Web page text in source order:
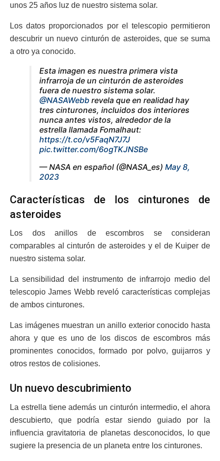
unos 25 años luz de nuestro sistema solar.
Los datos proporcionados por el telescopio permitieron
descubrir un nuevo cinturón de asteroides, que se suma
a otro ya conocido.
Esta imagen es nuestra primera vista
infrarroja de un cinturón de asteroides
fuera de nuestro sistema solar.
@NASAWebb revela que en realidad hay
tres cinturones, incluidos dos interiores
nunca antes vistos, alrededor de la
estrella llamada Fomalhaut:
https://t.co/v5FaqN7J7J
pic.twitter.com/6ogTKJNSBe
— NASA en español (@NASA_es) May 8,
2023
Características de los cinturones de
asteroides
Los dos anillos de escombros se consideran
comparables al cinturón de asteroides y el de Kuiper de
nuestro sistema solar.
La sensibilidad del instrumento de infrarrojo medio del
telescopio James Webb reveló características complejas
de ambos cinturones.
Las imágenes muestran un anillo exterior conocido hasta
ahora y que es uno de los discos de escombros más
prominentes conocidos, formado por polvo, guijarros y
otros restos de colisiones.
Un nuevo descubrimiento
La estrella tiene además un cinturón intermedio, el ahora
descubierto, que podría estar siendo guiado por la
influencia gravitatoria de planetas desconocidos, lo que
sugiere la presencia de un planeta entre los cinturones.